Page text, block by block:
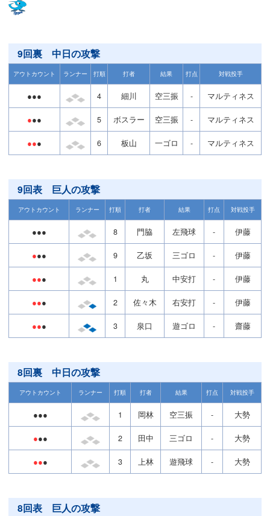
9回裏 中日の攻撃
アウトカウント ランナー 打順 打者 結果 打点 対戦投手
●●● 4 細川 空三振 - マルティネス
●●● 5 ボスラー 空三振 - マルティネス
●●● 6 板山 一ゴロ - マルティネス
9回表 巨人の攻撃
アウトカウント ランナー 打順 打者 結果 打点 対戦投手
●●● 8 門脇 左飛球 - 伊藤
●●● 9 乙坂 三ゴロ - 伊藤
●●● 1 丸 中安打 - 伊藤
●●● 2 佐々木 右安打 - 伊藤
●●● 3 泉口 遊ゴロ - 齋藤
8回裏 中日の攻撃
アウトカウント ランナー 打順 打者 結果 打点 対戦投手
●●● 1 岡林 空三振 - 大勢
●●● 2 田中 三ゴロ - 大勢
●●● 3 上林 遊飛球 - 大勢
8回表 巨人の攻撃